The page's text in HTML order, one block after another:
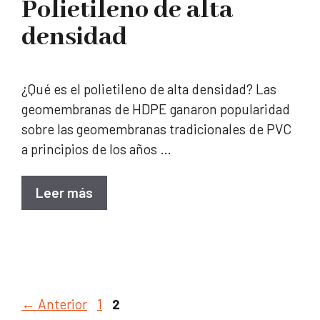
Polietileno de alta
densidad
¿Qué es el polietileno de alta densidad? Las
geomembranas de HDPE ganaron popularidad
sobre las geomembranas tradicionales de PVC
a principios de los años …
Leer más
← Anterior Página
1 Página
2